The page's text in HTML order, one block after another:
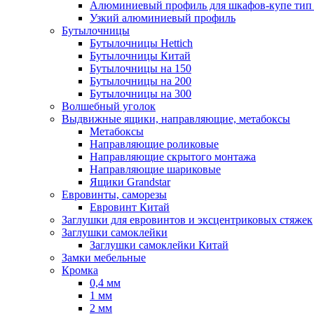
Алюминиевый профиль для шкафов-купе
Узкий алюминиевый профиль
Бутылочницы
Бутылочницы Hettich
Бутылочницы Китай
Бутылочницы на 150
Бутылочницы на 200
Бутылочницы на 300
Волшебный уголок
Выдвижные ящики, направляющие, метабоксы
Метабоксы
Направляющие роликовые
Направляющие скрытого монтажа
Направляющие шариковые
Ящики Grandstar
Евровинты, саморезы
Евровинт Китай
Заглушки для евровинтов и эксцентриковых стяжек
Заглушки самоклейки
Заглушки самоклейки Китай
Замки мебельные
Кромка
0,4 мм
1 мм
2 мм